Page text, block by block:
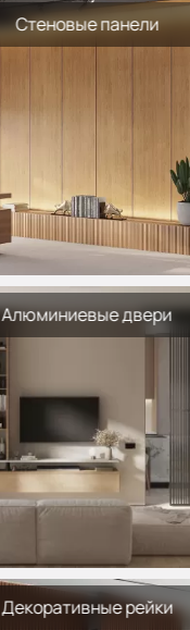
Стеновые панели
Алюминиевые двери
Декоративные рейки